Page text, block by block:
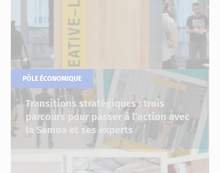
Transitions stratégiques : trois
parcours pour passer à l’action avec
la Samoa et ses experts
PÔLE ÉCONOMIQUE